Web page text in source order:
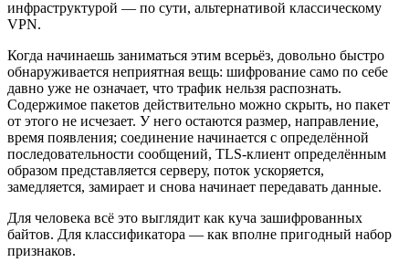
инфраструктурой — по сути, альтернативой классическому
VPN.
Когда начинаешь заниматься этим всерьёз, довольно быстро
обнаруживается неприятная вещь: шифрование само по себе
давно уже не означает, что трафик нельзя распознать.
Содержимое пакетов действительно можно скрыть, но пакет
от этого не исчезает. У него остаются размер, направление,
время появления; соединение начинается с определённой
последовательности сообщений, TLS-клиент определённым
образом представляется серверу, поток ускоряется,
замедляется, замирает и снова начинает передавать данные.
Для человека всё это выглядит как куча зашифрованных
байтов. Для классификатора — как вполне пригодный набор
признаков.